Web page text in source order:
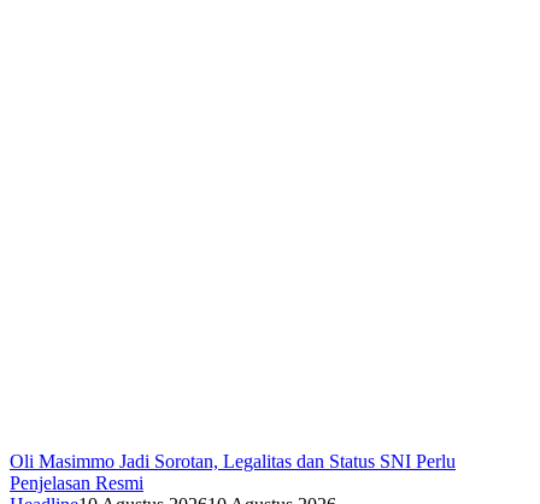
Oli Masimmo Jadi Sorotan, Legalitas dan Status SNI Perlu
Penjelasan Resmi